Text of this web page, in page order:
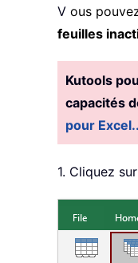
V ous
feuilles
Kutools
capacités
pour
1. Cliquez sur